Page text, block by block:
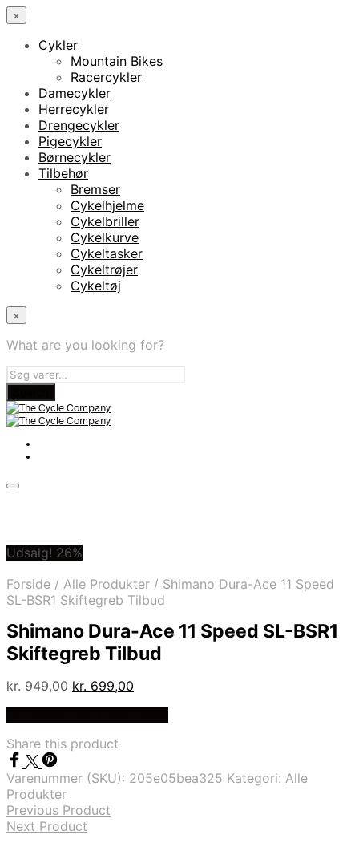
×
Cykler
Mountain Bikes
Racercykler
Damecykler
Herrecykler
Drengecykler
Pigecykler
Børnecykler
Tilbehør
Bremser
Cykelhjelme
Cykelbriller
Cykelkurve
Cykeltasker
Cykeltrøjer
Cykeltøj
×
What are you looking for?
Udsalg! 26%
Forside / Alle Produkter / Shimano Dura-Ace 11 Speed
SL-BSR1 Skiftegreb Tilbud
Shimano Dura-Ace 11 Speed SL-BSR1
Skiftegreb Tilbud
kr.949,00 Den
kr. 949,00.
kr. 699,00
Share this product
Varenummer (SKU): 205e05bea325 Kategori: Alle
Produkter
Previous Product
Next Product